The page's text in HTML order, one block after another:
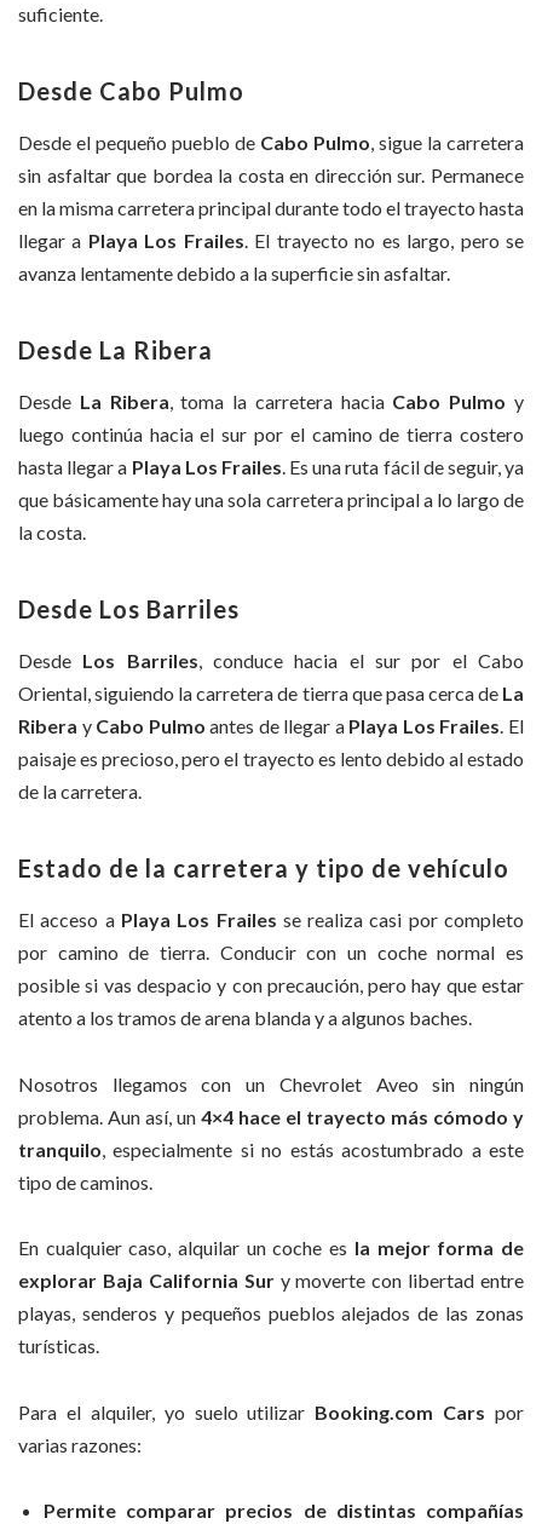
suficiente.
Desde Cabo Pulmo
Desde el pequeño pueblo de Cabo Pulmo, sigue la carretera
sin asfaltar que bordea la costa en dirección sur. Permanece
en la misma carretera principal durante todo el trayecto hasta
llegar a Playa Los Frailes. El trayecto no es largo, pero se
avanza lentamente debido a la superficie sin asfaltar.
Desde La Ribera
Desde La Ribera, toma la carretera hacia Cabo Pulmo y
luego continúa hacia el sur por el camino de tierra costero
hasta llegar a Playa Los Frailes. Es una ruta fácil de seguir, ya
que básicamente hay una sola carretera principal a lo largo de
la costa.
Desde Los Barriles
Desde Los Barriles, conduce hacia el sur por el Cabo
Oriental, siguiendo la carretera de tierra que pasa cerca de La
Ribera y Cabo Pulmo antes de llegar a Playa Los Frailes. El
paisaje es precioso, pero el trayecto es lento debido al estado
de la carretera.
Estado de la carretera y tipo de vehículo
El acceso a Playa Los Frailes se realiza casi por completo
por camino de tierra. Conducir con un coche normal es
posible si vas despacio y con precaución, pero hay que estar
atento a los tramos de arena blanda y a algunos baches.
Nosotros llegamos con un Chevrolet Aveo sin ningún
problema. Aun así, un 4×4 hace el trayecto más cómodo y
tranquilo , especialmente si no estás acostumbrado a este
tipo de caminos.
En cualquier caso, alquilar un coche es la mejor forma de
explorar Baja California Sury moverte con libertad entre
playas, senderos y pequeños pueblos alejados de las zonas
turísticas.
Para el alquiler, yo suelo utilizar Booking.com Cars por
varias razones:
Permite comparar precios de distintas compañías